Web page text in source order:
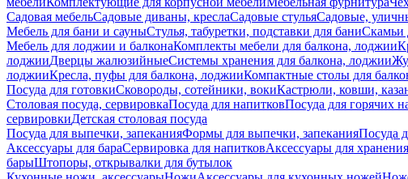
Садовая мебельСадовые диваны, креслаСадовые стульяСадовые,
Мебель для бани и сауныСтулья, табуретки, подставки для баниСкамьи
Мебель для лоджии и балконаКомплекты мебели для балкона, лоджии
лоджииДверцы жалюзийныеСистемы хранения для балкона, лоджии
лоджииКресла, пуфы для балкона, лоджииКомпактные столы для
Посуда для готовкиСковороды, сотейники, вокиКастрюли, ковши,
Столовая посуда, сервировкаПосуда для напитковПосуда для горячих
сервировкиДетская столовая посуда
Посуда для выпечки, запеканияФормы для выпечки, запеканияПосуда
Аксессуары для бараСервировка для напитковАксессуары для
барыШтопоры, открывалки для бутылок